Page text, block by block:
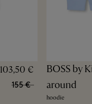
103,50 €
155 €
BOSS by
around
hoodie